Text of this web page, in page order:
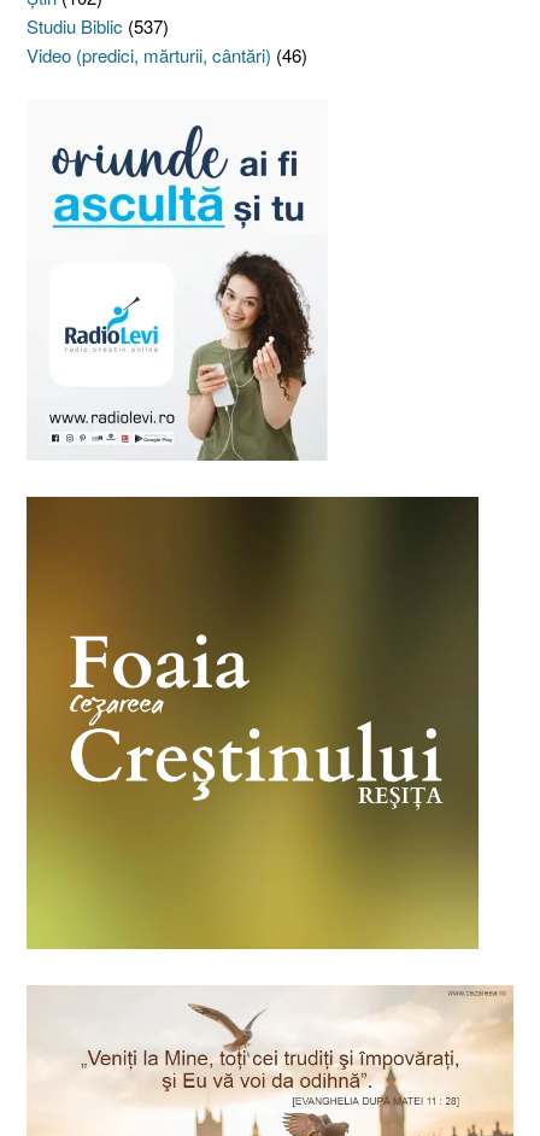
Studiu Biblic (537)
Video (predici, mărturii, cântări) (46)